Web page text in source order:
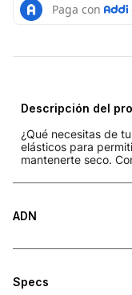
Descripción del
¿Qué necesitas de
elásticos para
mantenerte seco.
ADN
Specs